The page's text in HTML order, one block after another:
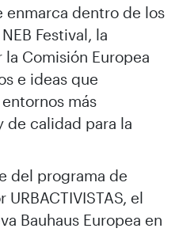
enmarca dentro de los
Festival, la
Comisión Europea
e ideas que
más
de calidad para la
del programa de
el
Bauhaus Europea en